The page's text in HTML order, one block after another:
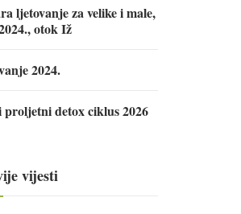
ljetovanje za velike i male,
otok Iž
2024.
detox ciklus 2026
vijesti